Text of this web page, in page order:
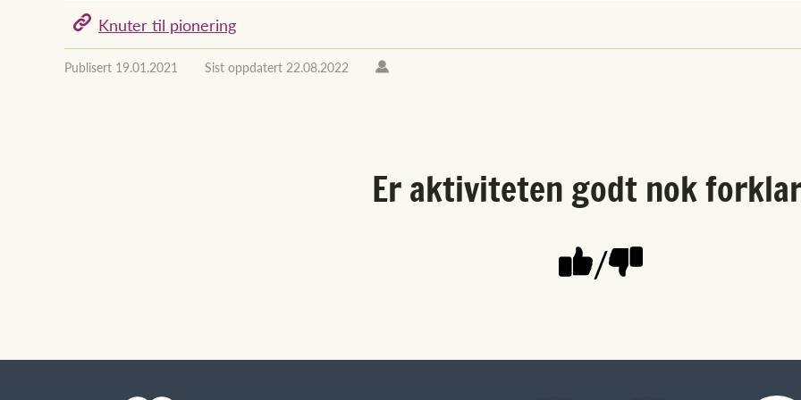
Knuter til pionering
Publisert 19.01.2021 Sist oppdatert 22.08.2022
Er aktiviteten godt nok
/